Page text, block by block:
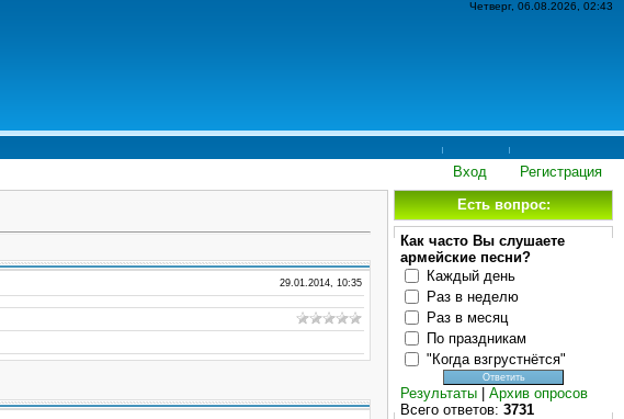
Четверг, 06.08.2026, 02:43
Регистрация
Вход
29.01.2014, 10:35
Есть вопрос:
Как часто Вы слушаете
армейские песни?
Каждый день
Раз в неделю
Раз в месяц
По праздникам
"Когда взгрустнётся"
Результаты
Архив опросов
Всего ответов: 3731